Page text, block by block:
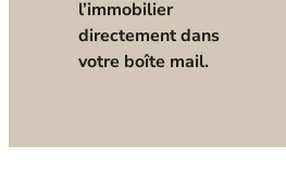
l’immobilier
directement dans
votre boîte mail.